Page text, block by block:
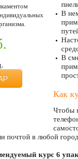
В
В
Как
Чтобы
почтой в любой
курс 6